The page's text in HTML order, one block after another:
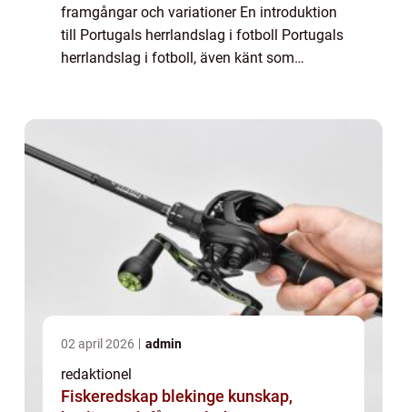
framgångar och variationer En introduktion
till Portugals herrlandslag i fotboll Portugals
herrlandslag i fotboll, även känt som
02 april 2026 admin
redaktionel
Fiskeredskap blekinge kunskap,